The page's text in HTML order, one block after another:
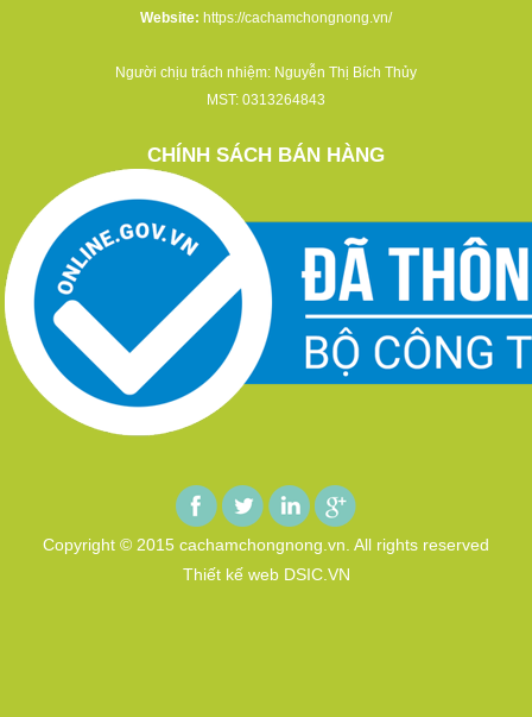
Website: https://cachamchongnong.vn/
Người chịu trách nhiệm: Nguyễn Thị Bích Thủy
MST: 0313264843
CHÍNH SÁCH BÁN HÀNG
Copyright © 2015 cachamchongnong.vn. All rights reserved
Thiết kế web DSIC.VN